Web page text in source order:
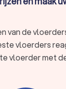
van de
vloerders
vloerder met